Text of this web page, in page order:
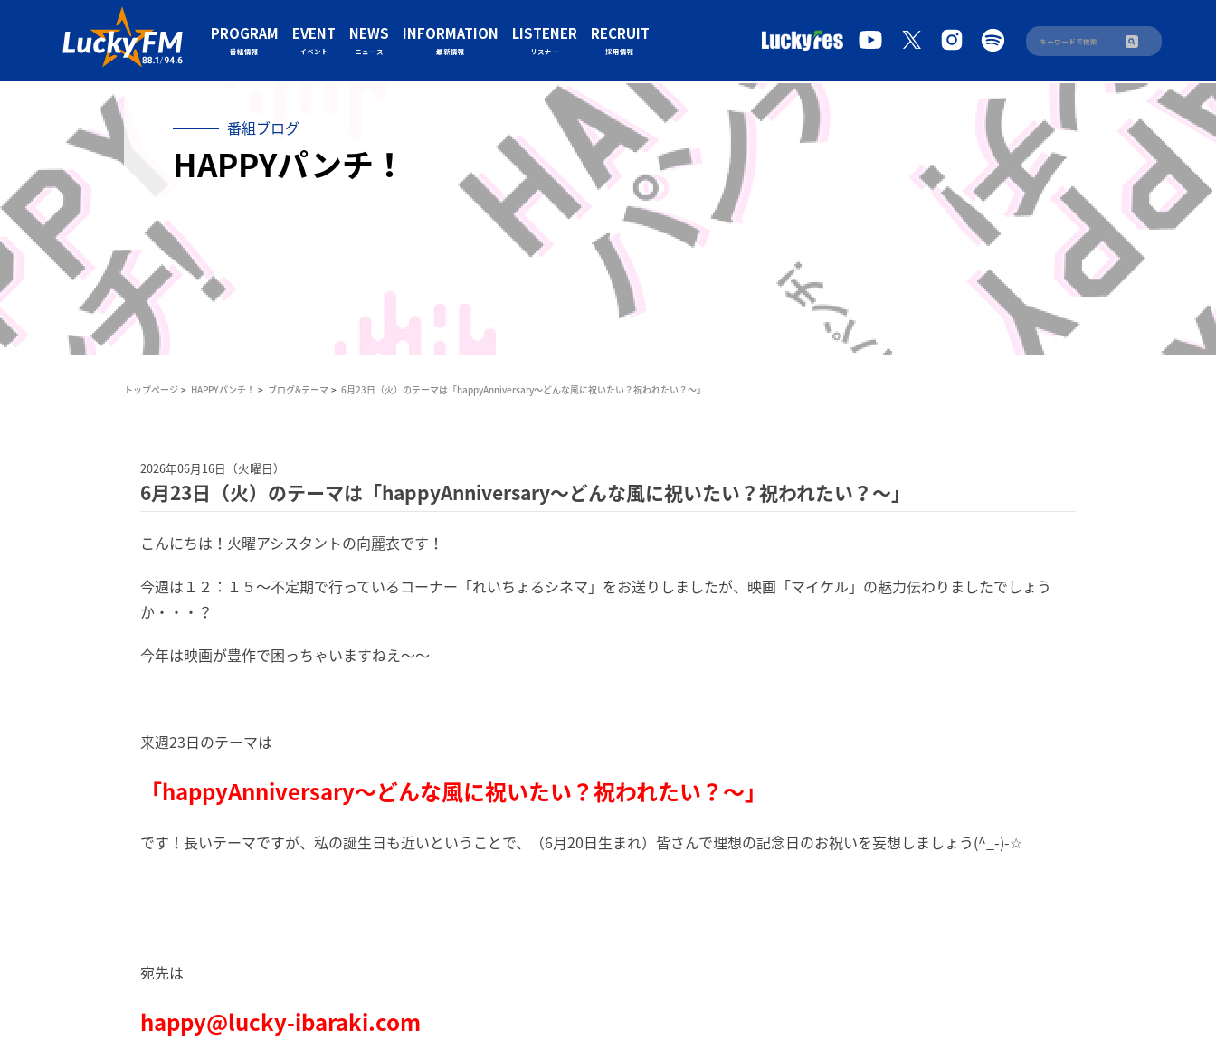
PROGRAM
番組情報
EVENT
イベント
NEWS
ニュース
INFORMATION
最新情報
LISTENER
リスナー
RECRUIT
採用情報
番組ブログ
HAPPYパンチ！
トップページ HAPPYパンチ！ ブログ&テーマ 6月23日（火）のテーマは「happyAnniversary～どんな風に祝いたい？祝われたい？～」
2026年06月16日（火曜日）
6月23日（火）のテーマは「happyAnniversary～どんな風に祝いたい？祝われたい？～」
こんにちは！火曜アシスタントの向麗衣です！
今週は１２：１５～不定期で行っているコーナー「れいちょるシネマ」をお送りしましたが、映画「マイケル」の魅力伝わりましたでしょう
か・・・？
今年は映画が豊作で困っちゃいますねえ～～
来週23日のテーマは
「happyAnniversary～どんな風に祝いたい？祝われたい？～」
です！長いテーマですが、私の誕生日も近いということで、（6月20日生まれ）皆さんで理想の記念日のお祝いを妄想しましょう(^_-)-☆
宛先は
happy@lucky-ibaraki.com